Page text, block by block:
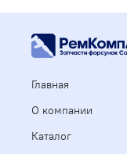
Главная
О компании
Каталог